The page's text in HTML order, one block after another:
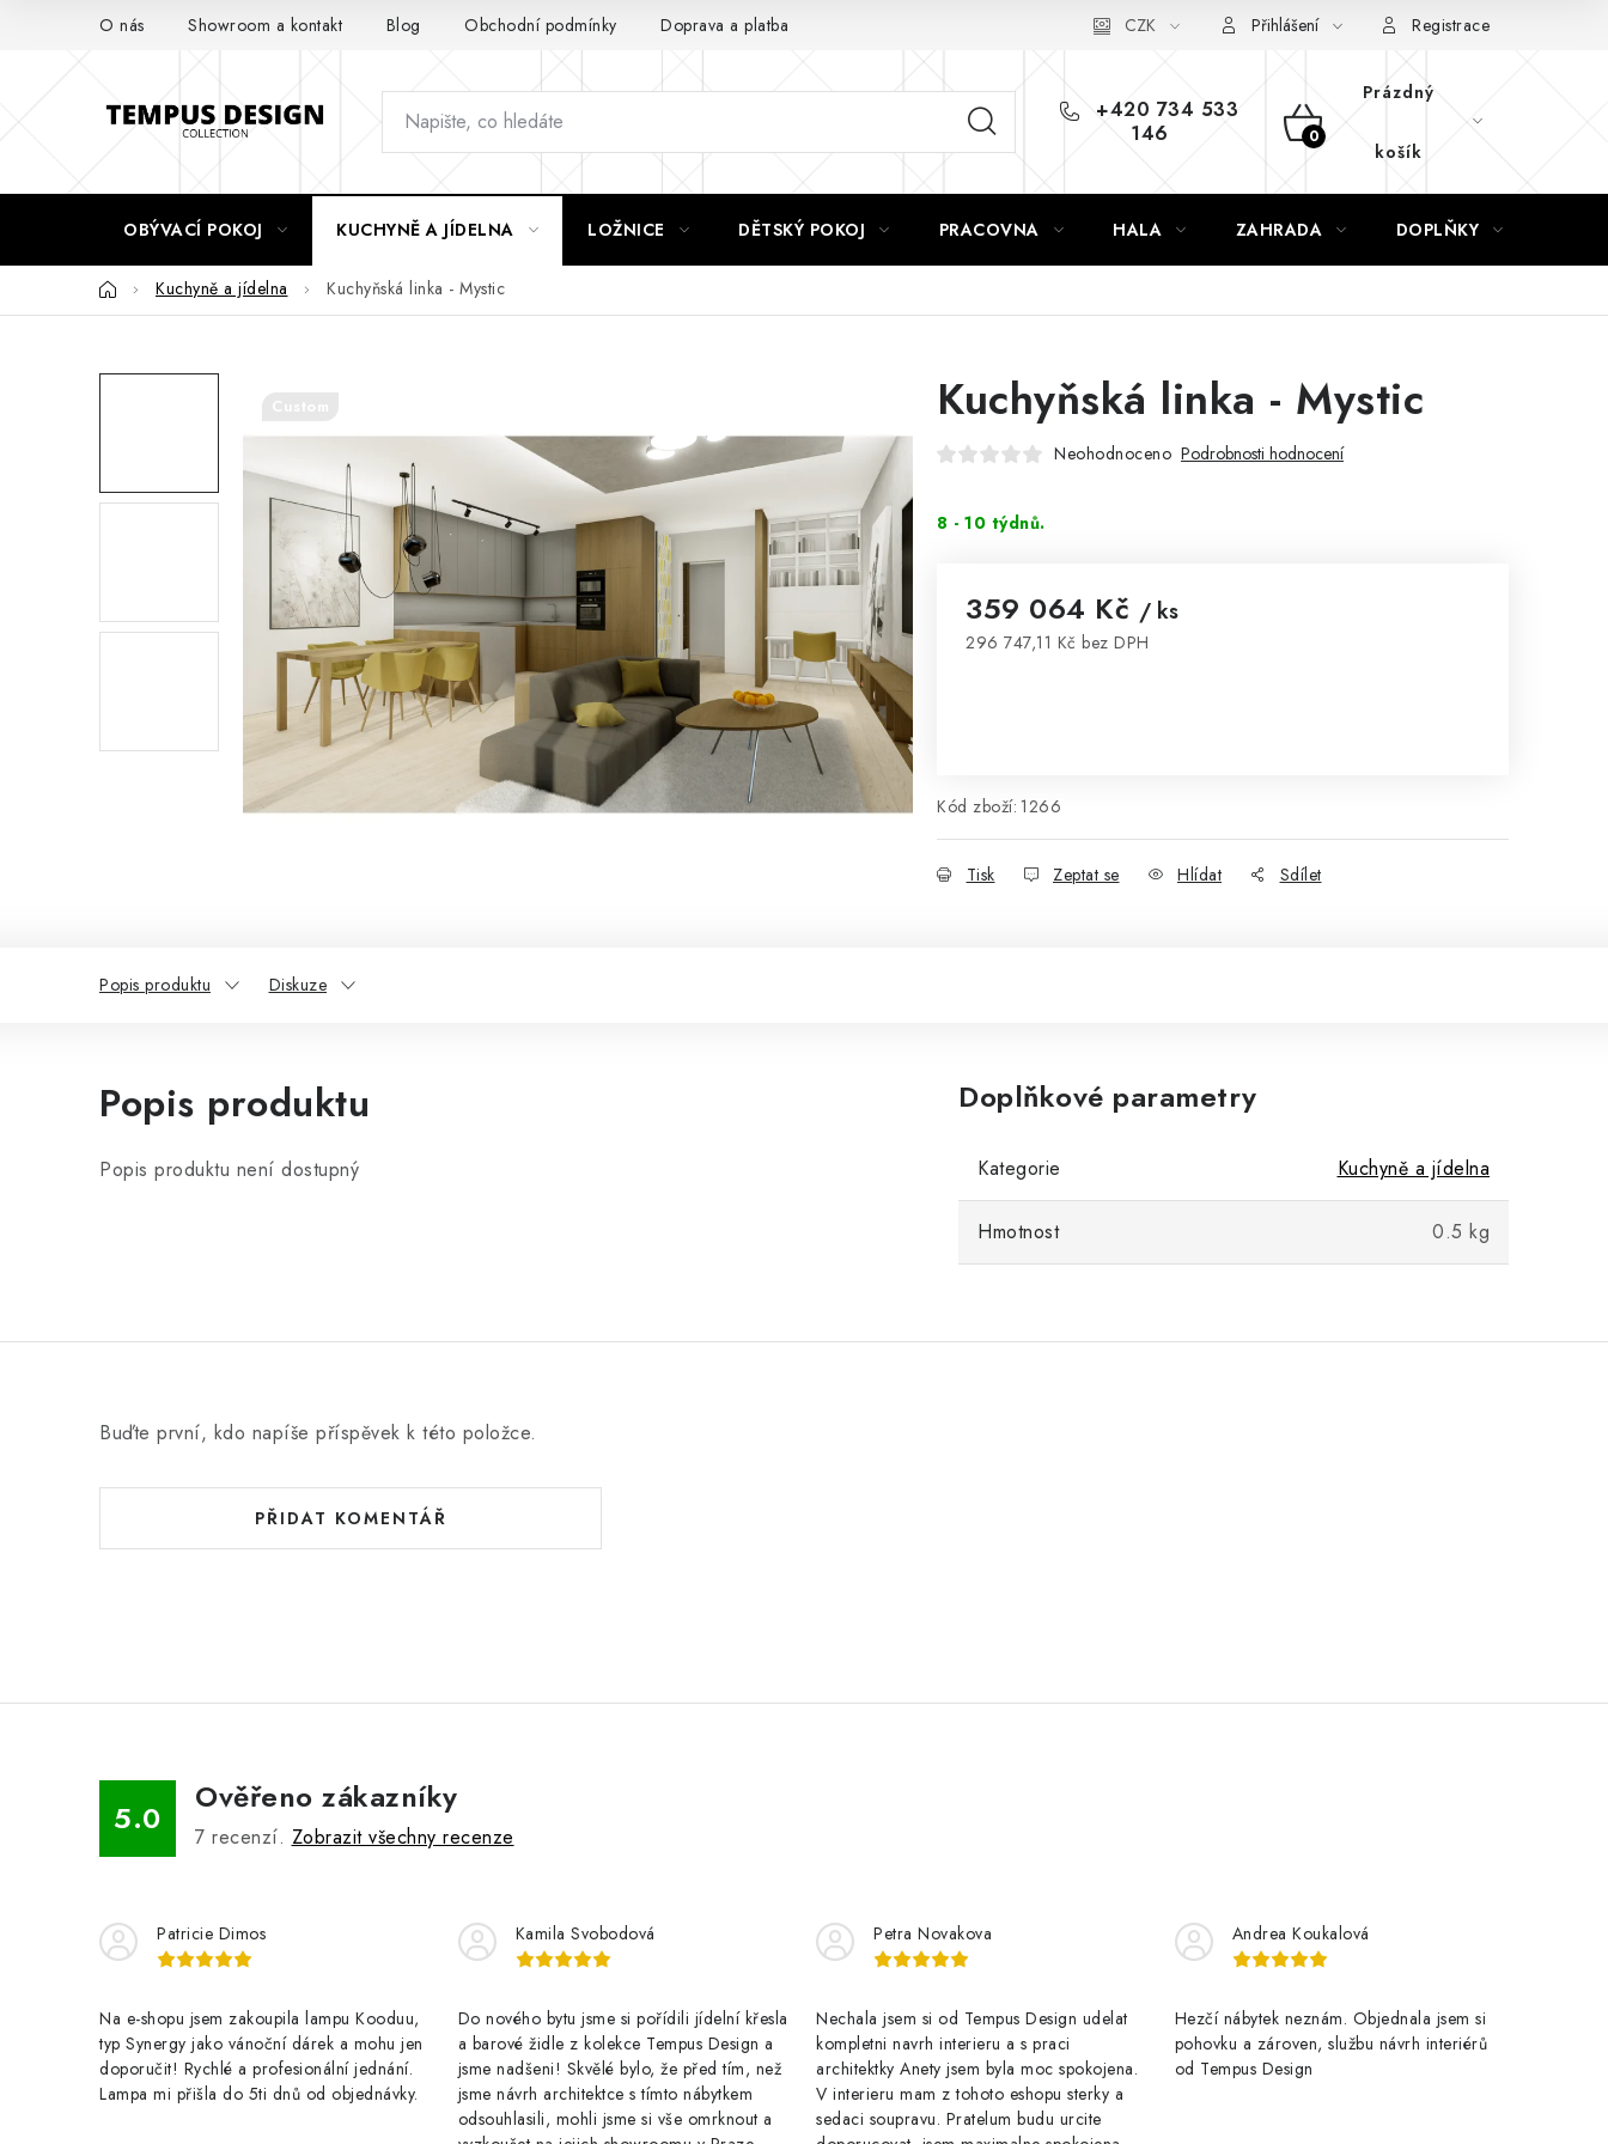
O nás Showroom a kontakt Blog Obchodní podmínky Doprava a platba CZK Přihlášení Registrace
+420 734 533
146
NÁKUPNÍ
Prázdný
košík
OBÝVACÍ POKOJ KUCHYNĚ A JÍDELNA LOŽNICE DĚTSKÝ POKOJ PRACOVNA HALA ZAHRADA DOPLŇKY
DomůKuchyně a jídelna Kuchyňská linka - Mystic
Kuchyňská linka - Mystic
Neohodnoceno Podrobnosti hodnocení
8 - 10 týdnů.
359 064 Kč / ks
296 747,11 Kč bez DPH
Kód zboží: 1266
Tisk Zeptat se Hlídat Sdílet
Popis produktu Diskuze
Popis produktu
Popis produktu není dostupný
Doplňkové parametry
Kategorie Kuchyně a jídelna
Hmotnost 0.5 kg
Buďte první, kdo napíše příspěvek k této položce.
PŘIDAT KOMENTÁŘ
5.0
Ověřeno zákazníky
7 recenzí. Zobrazit všechny recenze
Patricie Dimos
Na e-shopu jsem zakoupila lampu Kooduu,
typ Synergy jako vánoční dárek a mohu jen
doporučit! Rychlé a profesionální jednání.
Lampa mi přišla do 5ti dnů od objednávky.
Kamila Svobodová
Do nového bytu jsme si pořídili jídelní křesla
a barové židle z kolekce Tempus Design a
jsme nadšeni! Skvělé bylo, že před tím, než
jsme návrh architektce s tímto nábytkem
odsouhlasili, mohli jsme si vše omrknout a
Petra Novakova
Nechala jsem si od Tempus Design udelat
kompletni navrh interieru a s praci
architektky Anety jsem byla moc spokojena.
V interieru mam z tohoto eshopu sterky a
sedaci soupravu. Pratelum budu urcite
Andrea Koukalová
Hezčí nábytek neznám. Objednala jsem si
pohovku a zároven, službu návrh interiérů
od Tempus Design